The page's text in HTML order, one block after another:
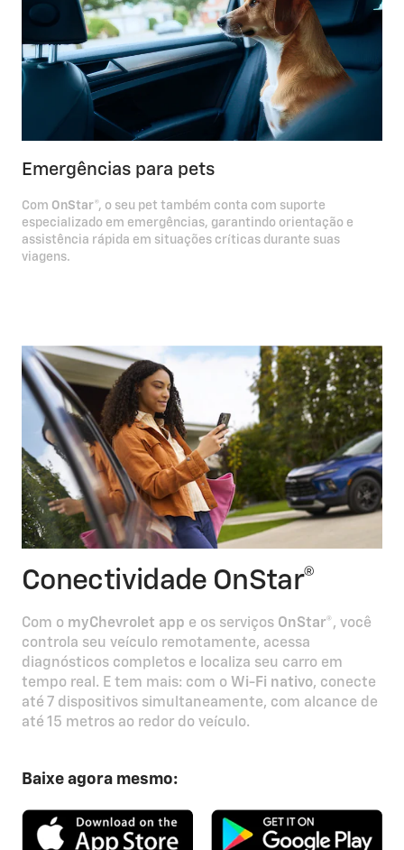
Emergências para pets
Com OnStar®, o seu pet também conta com suporte
especializado em emergências, garantindo orientação e
assistência rápida em situações críticas durante suas
viagens.
Conectividade OnStar®
Com o myChevrolet app e os serviços OnStar®, você
controla seu veículo remotamente, acessa
diagnósticos completos e localiza seu carro em
tempo real. E tem mais: com o Wi-Fi nativo, conecte
até 7 dispositivos simultaneamente, com alcance de
até 15 metros ao redor do veículo.
Baixe agora mesmo: